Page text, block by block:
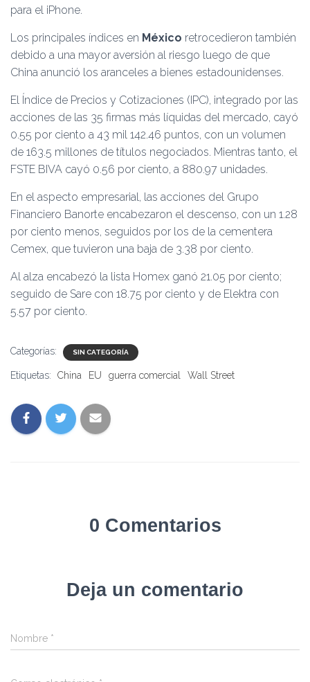
para el iPhone.
Los principales índices en México retrocedieron también
debido a una mayor aversión al riesgo luego de que
China anunció los aranceles a bienes estadounidenses.
El Índice de Precios y Cotizaciones (IPC), integrado por las
acciones de las 35 firmas más líquidas del mercado, cayó
0.55 por ciento a 43 mil 142.46 puntos, con un volumen
de 163.5 millones de títulos negociados. Mientras tanto, el
FSTE BIVA cayó 0.56 por ciento, a 880.97 unidades.
En el aspecto empresarial, las acciones del Grupo
Financiero Banorte encabezaron el descenso, con un 1.28
por ciento menos, seguidos por los de la cementera
Cemex, que tuvieron una baja de 3.38 por ciento.
Al alza encabezó la lista Homex ganó 21.05 por ciento;
seguido de Sare con 18.75 por ciento y de Elektra con
5.57 por ciento.
Categorías: SIN CATEGORÍA
Etiquetas: China EU guerra comercial Wall Street
0 Comentarios
Deja un comentario
Nombre *